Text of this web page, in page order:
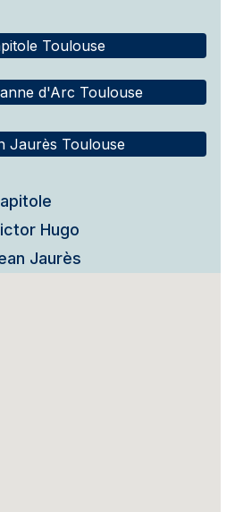
Toulouse
d'Arc Toulouse
Jaurès Toulouse
Hugo
Jaurès